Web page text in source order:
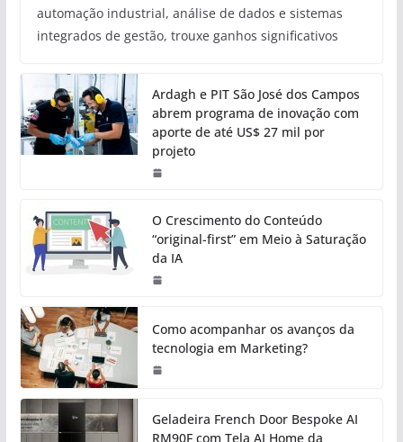
automação industrial, análise de dados e sistemas
integrados de gestão, trouxe ganhos significativos
Ardagh e PIT São José dos Campos
abrem programa de inovação com
aporte de até US$ 27 mil por
projeto
O Crescimento do Conteúdo
“original-first” em Meio à Saturação
da IA
Como acompanhar os avanços da
tecnologia em Marketing?
Geladeira French Door Bespoke AI
RM90F com Tela AI Home da